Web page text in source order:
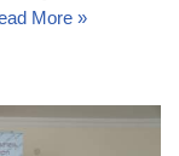
More »